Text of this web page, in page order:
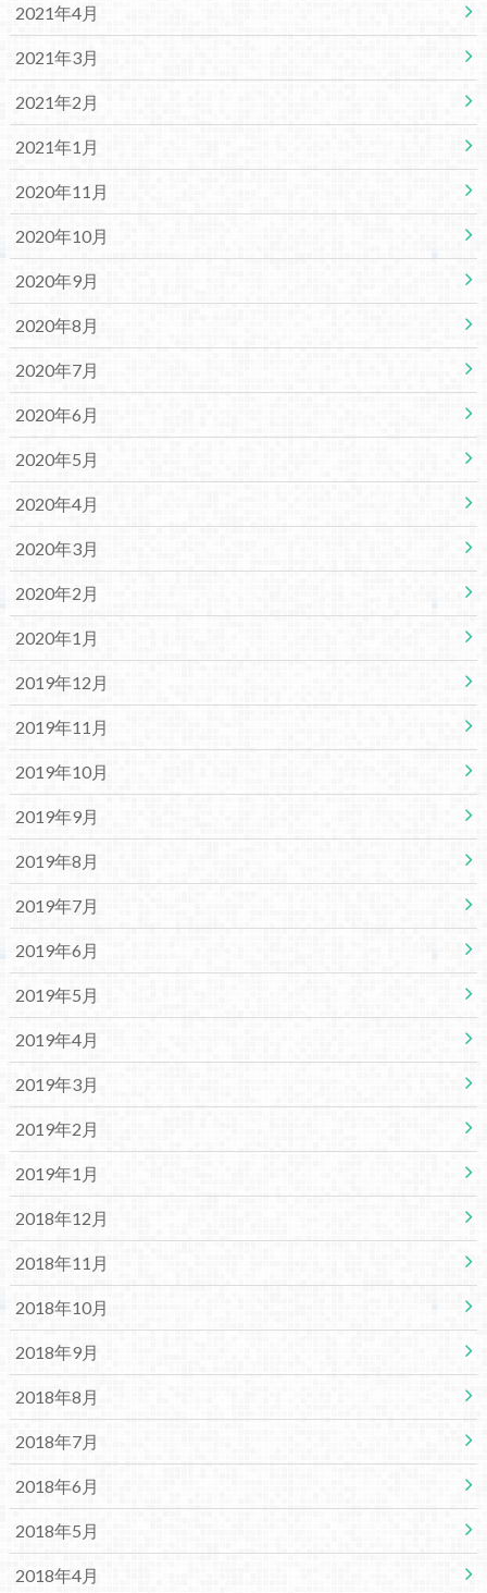
2021年4月
2021年3月
2021年2月
2021年1月
2020年11月
2020年10月
2020年9月
2020年8月
2020年7月
2020年6月
2020年5月
2020年4月
2020年3月
2020年2月
2020年1月
2019年12月
2019年11月
2019年10月
2019年9月
2019年8月
2019年7月
2019年6月
2019年5月
2019年4月
2019年3月
2019年2月
2019年1月
2018年12月
2018年11月
2018年10月
2018年9月
2018年8月
2018年7月
2018年6月
2018年5月
2018年4月